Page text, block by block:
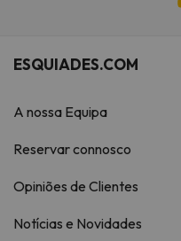
ESQUIADES.COM
A nossa Equipa
Reservar connosco
Opiniões de Clientes
Notícias e Novidades